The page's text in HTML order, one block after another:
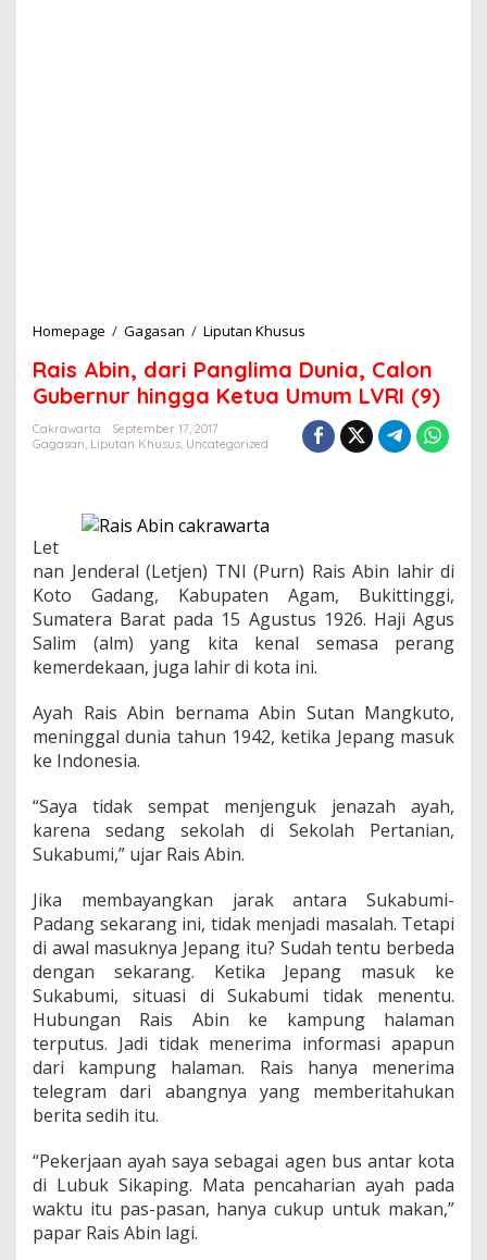
Homepage / Gagasan / Liputan Khusus
i
s
A
b
i
a
n
l
m
a
D
i
a
,
l
o
n
G
u
b
e
r
n
u
n
g
g
a
Rais Abin, dari Panglima Dunia, Calon
Gubernur hingga Ketua Umum LVRI (9)
Cakrawarta
September 17, 2017
Gagasan, Liputan Khusus, Uncategorized
Let
nan Jenderal (Letjen) TNI (Purn) Rais Abin lahir di
Koto Gadang, Kabupaten Agam, Bukittinggi,
Sumatera Barat pada 15 Agustus 1926. Haji Agus
Salim (alm) yang kita kenal semasa perang
kemerdekaan, juga lahir di kota ini.
Ayah Rais Abin bernama Abin Sutan Mangkuto,
meninggal dunia tahun 1942, ketika Jepang masuk
ke Indonesia.
“Saya tidak sempat menjenguk jenazah ayah,
karena sedang sekolah di Sekolah Pertanian,
Sukabumi,” ujar Rais Abin.
Jika membayangkan jarak antara Sukabumi-
Padang sekarang ini, tidak menjadi masalah. Tetapi
di awal masuknya Jepang itu? Sudah tentu berbeda
dengan sekarang. Ketika Jepang masuk ke
Sukabumi, situasi di Sukabumi tidak menentu.
Hubungan Rais Abin ke kampung halaman
terputus. Jadi tidak menerima informasi apapun
dari kampung halaman. Rais hanya menerima
telegram dari abangnya yang memberitahukan
berita sedih itu.
“Pekerjaan ayah saya sebagai agen bus antar kota
di Lubuk Sikaping. Mata pencaharian ayah pada
waktu itu pas-pasan, hanya cukup untuk makan,”
papar Rais Abin lagi.